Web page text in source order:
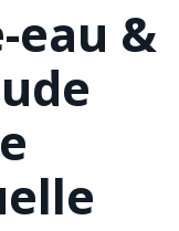
eau &